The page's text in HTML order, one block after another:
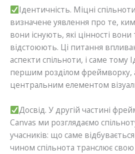
Ідентичність. Міцні
визначене уявлення про те,
вони існують, які цінності
відстоюють. Ці питання
аспекти спільноти, і саме тому
першим розділом фреймворку,
центральним елементом
Досвід. У другій частині
Canvas ми розглядаємо
учасників: що саме
чином спільнота транслює